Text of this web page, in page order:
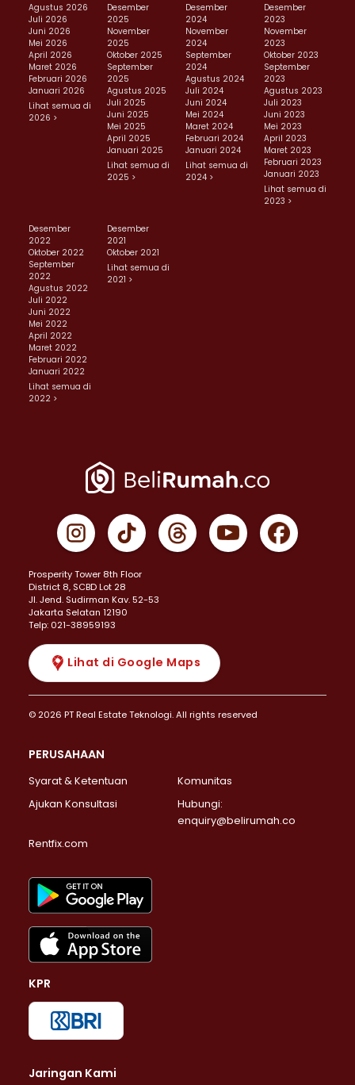
Agustus 2026
Juli 2026
Juni 2026
Mei 2026
April 2026
Maret 2026
Februari 2026
Januari 2026
Lihat semua di
2026 >
Desember
2025
November
2025
Oktober 2025
September
2025
Agustus 2025
Juli 2025
Juni 2025
Mei 2025
April 2025
Januari 2025
Lihat semua di
2025 >
Desember
2024
November
2024
September
2024
Agustus 2024
Juli 2024
Juni 2024
Mei 2024
Maret 2024
Februari 2024
Januari 2024
Lihat semua di
2024 >
Desember
2023
November
2023
Oktober 2023
September
2023
Agustus 2023
Juli 2023
Juni 2023
Mei 2023
April 2023
Maret 2023
Februari 2023
Januari 2023
Lihat semua di
2023 >
Desember
2022
Oktober 2022
September
2022
Agustus 2022
Juli 2022
Juni 2022
Mei 2022
April 2022
Maret 2022
Februari 2022
Januari 2022
Lihat semua di
2022 >
Desember
2021
Oktober 2021
Lihat semua di
2021 >
Prosperity Tower 8th Floor
District 8, SCBD Lot 28
JI. Jend. Sudirman Kav. 52-53
Jakarta Selatan 12190
Telp: 021-38959193
Lihat di Google Maps
© 2026 PT Real Estate Teknologi. All rights reserved
PERUSAHAAN
Syarat & Ketentuan
Komunitas
Ajukan Konsultasi
Hubungi:
enquiry@belirumah.co
Rentfix.com
KPR
Jaringan Kami